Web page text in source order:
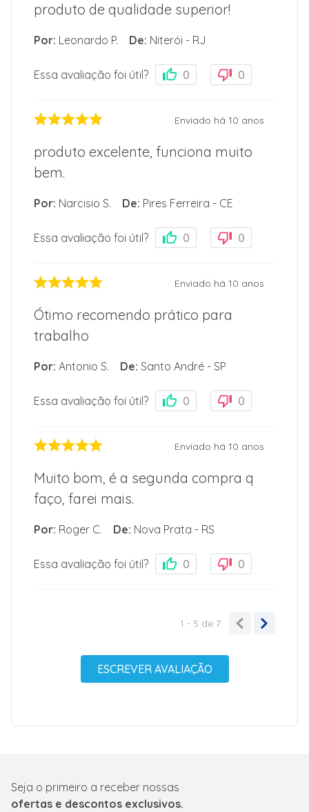
produto de qualidade superior!
Por: Leonardo P. De: Niterói - RJ
Essa avaliação foi útil? 0 0
Enviado há 10 anos
produto excelente, funciona muito
bem.
Por: Narcisio S. De: Pires Ferreira - CE
Essa avaliação foi útil? 0 0
Enviado há 10 anos
Ótimo recomendo prático para
trabalho
Por: Antonio S. De: Santo André - SP
Essa avaliação foi útil? 0 0
Enviado há 10 anos
Muito bom, é a segunda compra q
faço, farei mais.
Por: Roger C. De: Nova Prata - RS
Essa avaliação foi útil? 0 0
1 - 5 de 7
ESCREVER AVALIAÇÃO
Seja o primeiro a receber nossas
ofertas e descontos exclusivos.